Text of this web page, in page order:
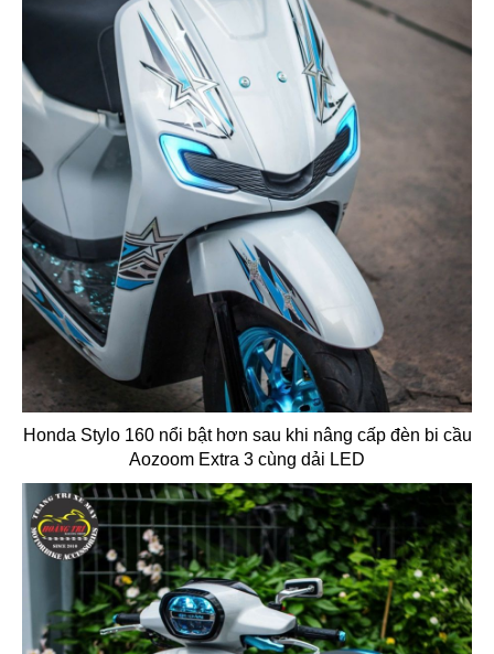
Honda Stylo 160 nổi bật hơn sau khi nâng cấp đèn bi cầu
Aozoom Extra 3 cùng dải LED